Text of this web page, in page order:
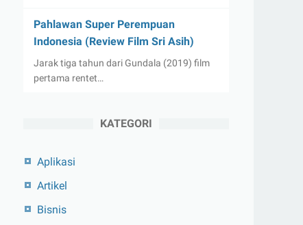
Pahlawan Super Perempuan
Indonesia (Review Film Sri Asih)
Jarak tiga tahun dari Gundala (2019) film
pertama rentet…
KATEGORI
Aplikasi
Artikel
Bisnis